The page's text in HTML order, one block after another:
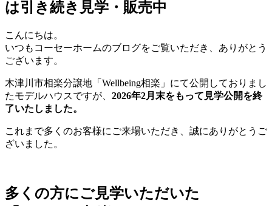
は引き続き見学・販売中
こんにちは。
いつもコーセーホームのブログをご覧いただき、ありがとう
ございます。
木津川市相楽分譲地「Wellbeing相楽」にて公開しておりまし
たモデルハウスですが、 2026年2月末をもって見学公開を終
了いたしました。
これまで多くのお客様にご来場いただき、誠にありがとうご
ざいました。
多くの方にご見学いただいた